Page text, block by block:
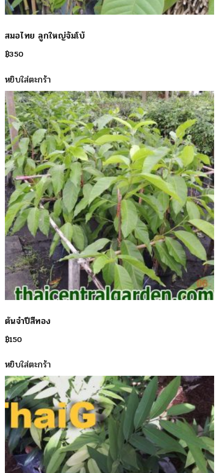
สมอไทย ลูกใหญ่จัมโบ้
฿350
หยิบใส่ตะกร้า
ต้นจำปีสีทอง
฿150
หยิบใส่ตะกร้า